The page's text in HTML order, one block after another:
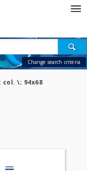
Change search criteria
\; 94x68